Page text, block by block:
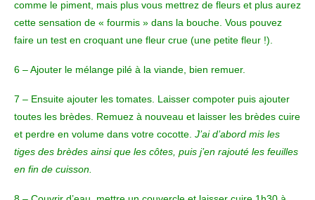
comme le piment, mais plus vous mettrez de fleurs et plus aurez
cette sensation de « fourmis » dans la bouche. Vous pouvez
faire un test en croquant une fleur crue (une petite fleur !).
6 – Ajouter le mélange pilé à la viande, bien remuer.
7 – Ensuite ajouter les tomates. Laisser compoter puis ajouter
toutes les brèdes. Remuez à nouveau et laisser les brèdes cuire
et perdre en volume dans votre cocotte. J’ai d’abord mis les
tiges des brèdes ainsi que les côtes, puis j’en rajouté les feuilles
en fin de cuisson.